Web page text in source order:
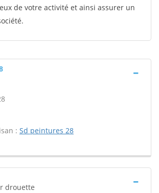
de votre activité et ainsi assurer un
: Sd peintures 28
drouette